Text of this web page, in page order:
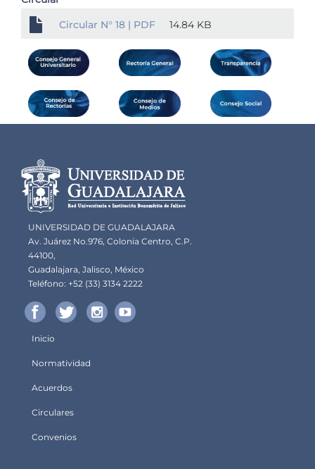
Circular N° 18 | PDF 14.84 KB
Información del
portal
UNIVERSIDAD DE GUADALAJARA
Av. Juárez No.976, Colonia Centro, C.P.
44100,
Guadalajara, Jalisco, México
Teléfono: +52 (33) 3134 2222
principal
Inicio
Normatividad
Acuerdos
Circulares
Convenios